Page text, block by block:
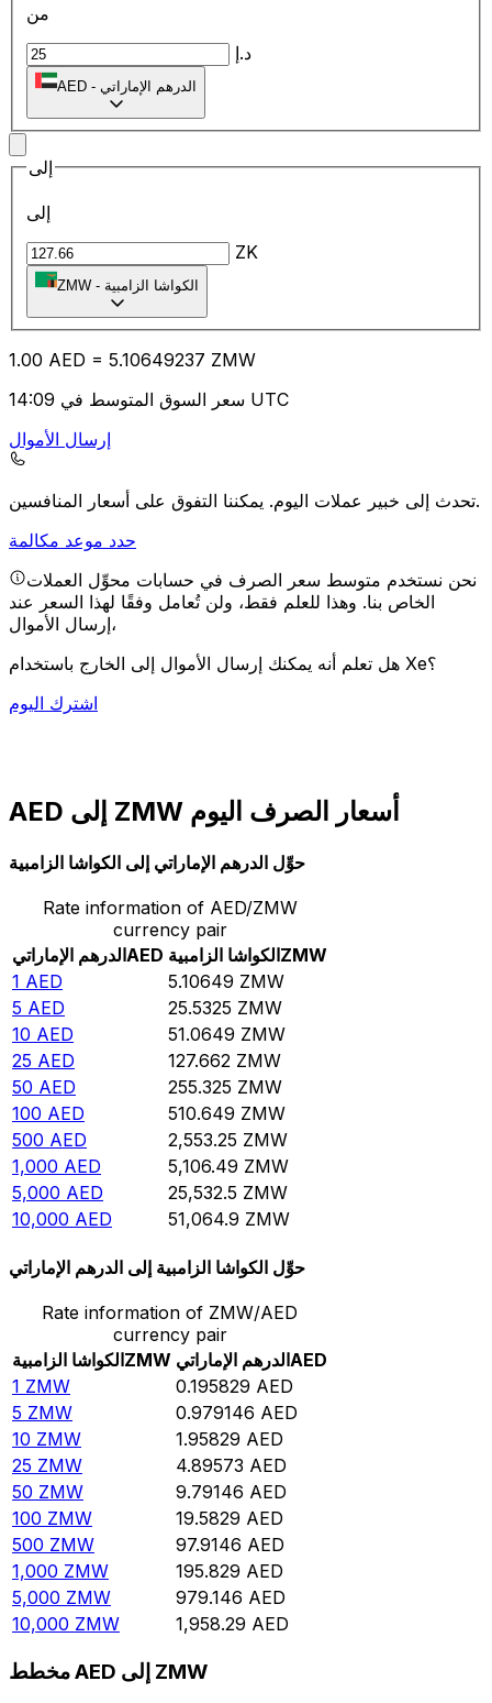
من
د.إ
AED - الدرهم الإماراتي
إلى
إلى
ZK
ZMW - الكواشا الزامبية
1.00 AED = 5.10649237 ZMW
سعر السوق المتوسط في 14:09 UTC
إرسال الأموال
تحدث إلى خبير عملات اليوم.يمكننا التفوق على أسعار المنافسين.
حدد موعد مكالمة
نحن نستخدم متوسط سعر الصرف في حسابات محوِّل العملات
الخاص بنا. وهذا للعلم فقط، ولن تُعامل وفقًا لهذا السعر عند
إرسال الأموال،
هل تعلم أنه يمكنك إرسال الأموال إلى الخارج باستخدام Xe؟
اشترك اليوم
AED إلى ZMW أسعار الصرف اليوم
حوِّل الدرهم الإماراتي إلى الكواشا الزامبية
Rate information of AED/ZMW
currency pair
الدرهم الإماراتيAED الكواشا الزامبيةZMW
1 AED 5.10649 ZMW
5 AED 25.5325 ZMW
10 AED 51.0649 ZMW
25 AED 127.662 ZMW
50 AED 255.325 ZMW
100 AED 510.649 ZMW
500 AED 2,553.25 ZMW
1,000 AED 5,106.49 ZMW
5,000 AED 25,532.5 ZMW
10,000 AED 51,064.9 ZMW
حوِّل الكواشا الزامبية إلى الدرهم الإماراتي
Rate information of ZMW/AED
currency pair
الكواشا الزامبيةZMW الدرهم الإماراتيAED
1 ZMW 0.195829 AED
5 ZMW 0.979146 AED
10 ZMW 1.95829 AED
25 ZMW 4.89573 AED
50 ZMW 9.79146 AED
100 ZMW 19.5829 AED
500 ZMW 97.9146 AED
1,000 ZMW 195.829 AED
5,000 ZMW 979.146 AED
10,000 ZMW 1,958.29 AED
مخطط AED إلى ZMW